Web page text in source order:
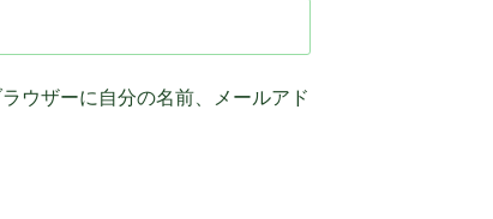
ウザーに自分の名前、メールアド